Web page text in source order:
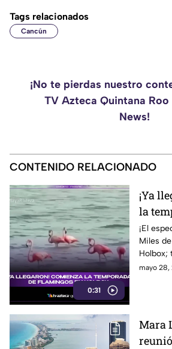
Tags relacionados
Cancún
¡No te pierdas nuestro
TV Azteca Quintana
News!
CONTENIDO RELACIONADO
0:31
¡Ya
la
¡El
Miles
Holbox;
cómo
mayo 28,
Mara